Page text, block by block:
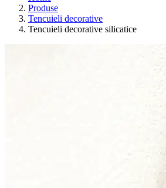
Produse
Tencuieli decorative
Tencuieli decorative silicatice